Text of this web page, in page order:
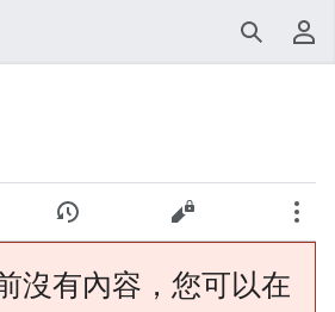
搜尋 使
檢視歷史 檢視原始碼 更多
沒有內容，您可以在